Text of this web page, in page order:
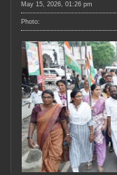
KERALA
LOCAL
OBITUARY
NEWS 360
May 15, 2026, 01:26 pm
Photo: